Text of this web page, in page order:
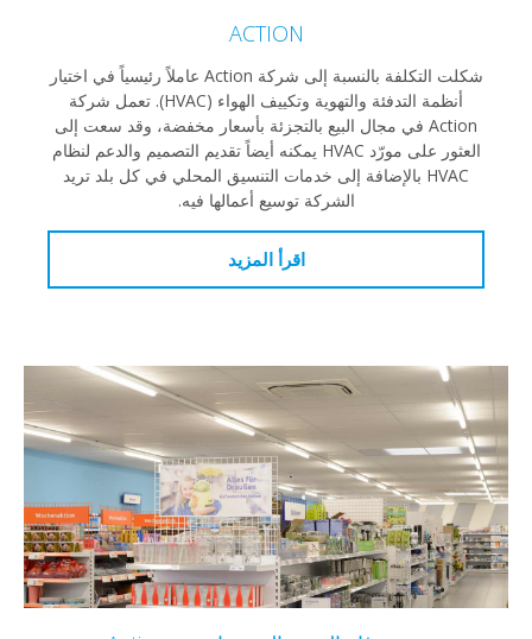
ACTION
شكلت التكلفة بالنسبة إلى شركة Action عاملاً رئيسياً في اختيار
أنظمة التدفئة والتهوية وتكييف الهواء (HVAC). تعمل شركة
Action في مجال البيع بالتجزئة بأسعار مخفضة، وقد سعت إلى
العثور على مورّد HVAC يمكنه أيضاً تقديم التصميم والدعم لنظام
HVAC بالإضافة إلى خدمات التنسيق المحلي في كل بلد تريد
الشركة توسيع أعمالها فيه.
اقرأ المزيد